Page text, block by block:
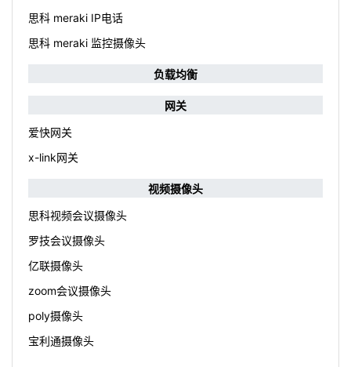
思科 meraki IP电话
思科 meraki 监控摄像头
负载均衡
网关
爱快网关
x-link网关
视频摄像头
思科视频会议摄像头
罗技会议摄像头
亿联摄像头
zoom会议摄像头
poly摄像头
宝利通摄像头